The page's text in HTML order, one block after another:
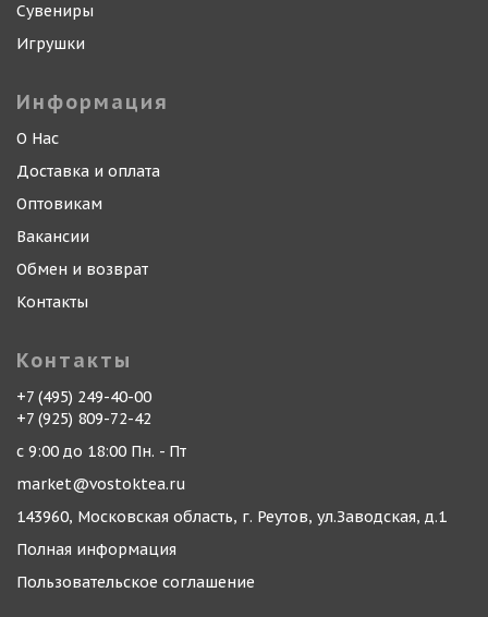
Сувениры
Игрушки
Информация
О Нас
Доставка и оплата
Оптовикам
Вакансии
Обмен и возврат
Контакты
Контакты
+7 (495) 249-40-00
+7 (925) 809-72-42
с 9:00 до 18:00 Пн. - Пт
market@vostoktea.ru
143960, Московская область, г. Реутов, ул.Заводская, д.1
Полная информация
Пользовательское соглашение